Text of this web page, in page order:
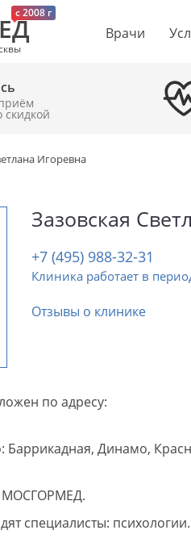
c 2008 г
Врачи
скидкой
Игоревна
Зазовская
+7 (495) 988-32-31
Клиника работает в
Отзывы о клинике
по адресу:
Динамо,
МОСГОРМЕД.
специалисты: психологии.